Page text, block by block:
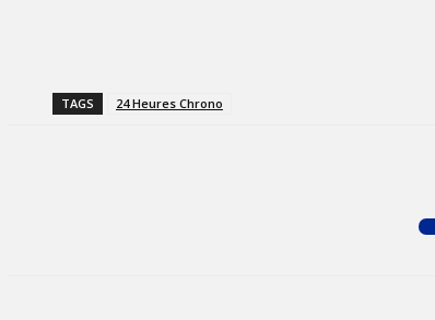
TAGS 24 Heures Chrono